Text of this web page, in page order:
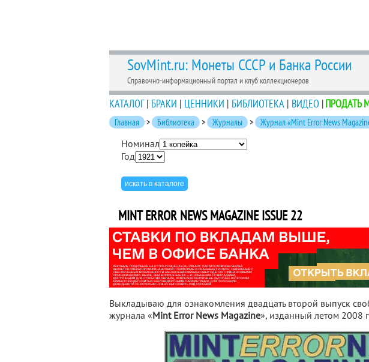
SovMint.ru: Монеты СССР и Банка России
Справочно-информационный портал и клуб коллекционеров
КАТАЛОГ| БРАКИ | ЦЕННИКИ | БИБЛИОТЕКА | ВИДЕО |ПРОДАТЬ
Главная > Библиотека > Журналы > Журнал «Mint Error News
Номинал
Год
MINT ERROR NEWS MAGAZINE ISSUE 22
Выкладываю для ознакомления двадцать второй выпуск
журнала «Mint Error News Magazine», изданный летом 2008